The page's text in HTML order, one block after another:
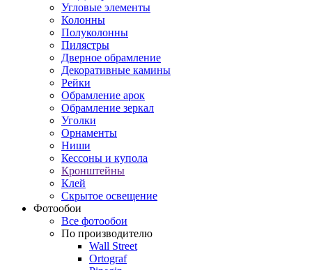
Угловые элементы
Колонны
Полуколонны
Пилястры
Дверное обрамление
Декоративные камины
Рейки
Обрамление арок
Обрамление зеркал
Уголки
Орнаменты
Ниши
Кессоны и купола
Кронштейны
Клей
Скрытое освещение
Фотообои
Все фотообои
По производителю
Wall Street
Ortograf